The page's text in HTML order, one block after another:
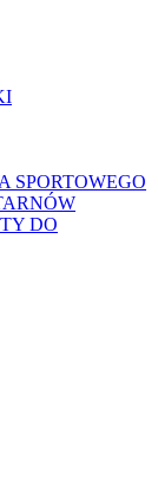
SPORTOWEGO
DO